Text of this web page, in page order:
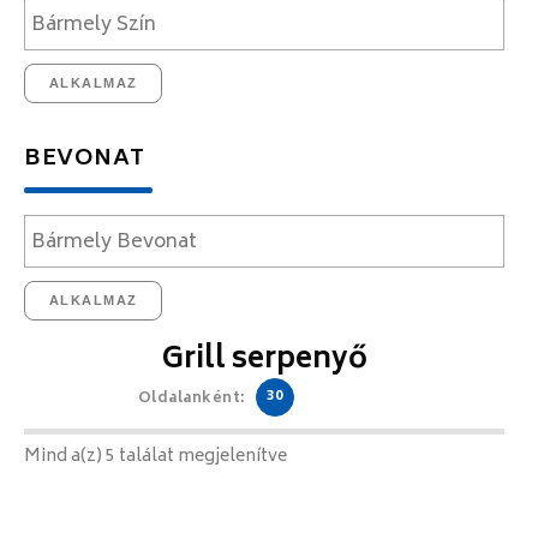
ALKALMAZ
BEVONAT
ALKALMAZ
Grill serpenyő
Oldalanként: 30
Mind a(z) 5 találat megjelenítve